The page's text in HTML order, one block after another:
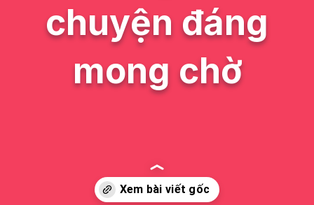
chuyện đáng
mong chờ